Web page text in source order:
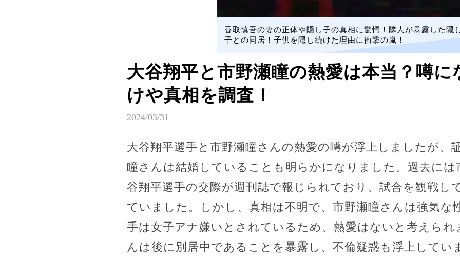
香取慎吾の妻の正体や隠し子の真相に驚愕！隣人が暴露した隠
子との同居！子供を隠し続けた理由に衝撃の嵐！
大谷翔平と市野瀬瞳の熱愛は本当？噂
けや真相を調査！
2024/03/31
大谷翔平選手と市野瀬瞳さんの熱愛の噂が浮上しましたが、
瞳さんは結婚していることも明らかになりました。過去には
谷翔平選手の交際が週刊誌で報じられており、試合を観戦し
ていました。しかし、真相は不明で、市野瀬瞳さんは強気な
手は女子アナ嫌いとされているため、熱愛はないと考えられ
んは後に別居中であることを暴露し、不倫疑惑も浮上してい